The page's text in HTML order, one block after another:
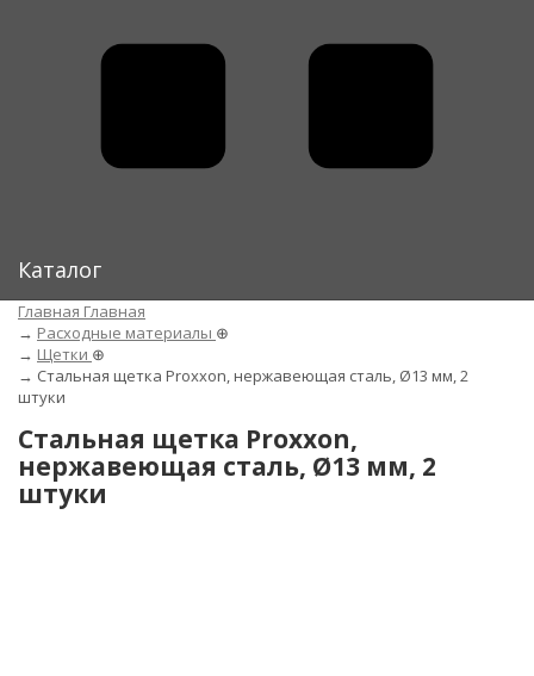
Каталог
Главная Главная
→ Расходные материалы ⊕
→ Щетки ⊕
→ Стальная щетка Proxxon, нержавеющая сталь, Ø13 мм, 2
штуки
Стальная щетка Proxxon,
нержавеющая сталь, Ø13 мм, 2
штуки